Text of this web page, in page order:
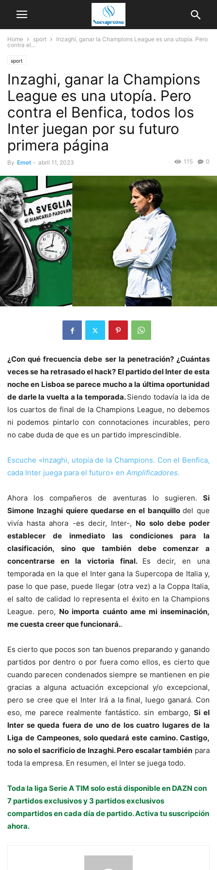
Home sport
Inzaghi, ganar la Champions League es una utopía. Pero
contra el...
sport
Inzaghi, ganar la Champions
League es una utopía. Pero
contra el Benfica, todos los
Inter juegan por su futuro
primera página
By Emet - abril 11, 2023 0
115
¿Con qué frecuencia debe ser la penetración? ¿Cuántas
veces se ha retrasado el hack? El partido del Inter de esta
noche en Lisboa se parece mucho a la última oportunidad
de darle la vuelta a la temporada.Siendo todavía la ida de
los cuartos de final de la Champions League, no debemos
ni podemos pintarlo con connotaciones incurables, pero
no cabe duda de que es un partido imprescindible.
Escuche «Inzaghi, utopía de la Champions. Con el Benfica,
cada Inter juega para el futuro» en Amplificadores.
Ahora los compañeros de aventuras lo sugieren. Si
Simone Inzaghi quiere quedarse en el banquillodel que
vivía hasta ahora -es decir, Inter-, No solo debe poder
establecer de inmediato las condiciones para la
clasificación, sino que también debe comenzar a
concentrarse en la victoria final. Es decir, en una
temporada en la que el Inter gana la Supercopa de Italia y,
pase lo que pase, puede llegar (otra vez) a la Coppa Italia,
el salto de calidad lo representa el éxito en la Champions
League. pero, No importa cuánto ame mi inseminación,
me cuesta creer que funcionará..
Es cierto que pocos son tan buenos preparando y ganando
partidos por dentro o por fuera como ellos, es cierto que
cuando parecen condenados siempre se mantienen en pie
gracias a alguna actuación excepcional y/o excepcional,
pero se cree que el Inter Irá a la final, luego ganará. Con
eso, me parece realmente fantástico. sin embargo, Si el
Inter se queda fuera de uno de los cuatro lugares de la
Liga de Campeones, solo quedará este camino. Castigo,
no solo el sacrificio de Inzaghi. Pero escalar también para
toda la empresa. En resumen, el Inter se juega todo.
Toda la liga Serie A TIM solo está disponible en DAZN con
7 partidos exclusivos y 3 partidos exclusivos
compartidos en cada día de partido. Activa tu suscripción
ahora.